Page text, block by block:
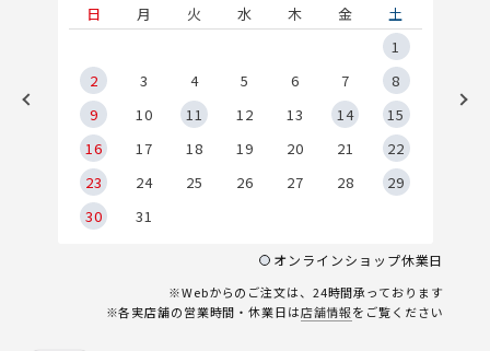
日
月 火 水 木 金
土
1
2
3 4 5 6 7
8
9
10 11 12 13 14
15
16
17 18 19 20 21
22
23
24 25 26 27 28
29
30
31
オンラインショップ休業日
※Webからのご注文は、24時間承っております
※各実店舗の営業時間・休業日は店舗情報をご覧ください